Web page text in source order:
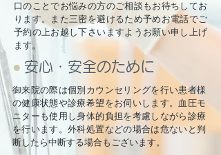
口のことでお悩みの方のご相談もお待ちしてお
ります。また三密を避けるため予めお電話でご
予約の上お越し下さいますようお願い申し上げ
ます。
● 安心・安全のために
御来院の際は個別カウンセリングを行い患者様
の健康状態や診療希望をお伺いします。血圧モ
ニターも使用し身体的負担を考慮しながら診療
を行います。外科処置などの場合は危ないと判
断したら中断する場合もございます。